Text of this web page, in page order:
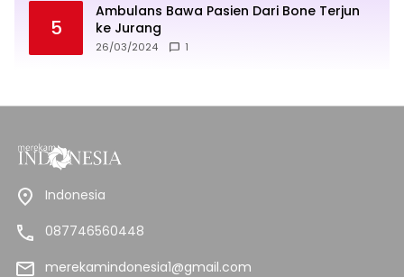
5
Ambulans Bawa Pasien Dari Bone Terjun
ke Jurang
26/03/2024 1
Indonesia
087746560448
merekamindonesia1@gmail.com